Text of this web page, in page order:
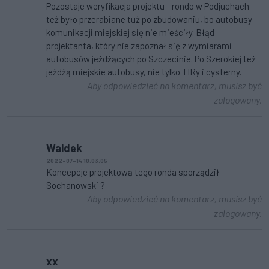
Pozostaje weryfikacja projektu - rondo w Podjuchach
też było przerabiane tuż po zbudowaniu, bo autobusy
komunikacji miejskiej się nie mieściły. Błąd
projektanta, który nie zapoznał się z wymiarami
autobusów jeżdżących po Szczecinie. Po Szerokiej też
jeżdżą miejskie autobusy, nie tylko TIRy i cysterny.
Aby odpowiedzieć na komentarz, musisz być
zalogowany.
Waldek
2022-07-14 10:03:05
Koncepcje projektową tego ronda sporządził
Sochanowski ?
Aby odpowiedzieć na komentarz, musisz być
zalogowany.
xx